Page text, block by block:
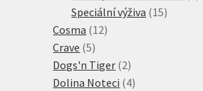
Speciální výživa 1515
Cosma 1212
Crave 55
produktů
Dogs'n Tiger 22
produkty
Dolina Noteci 44